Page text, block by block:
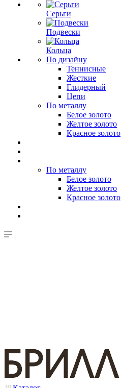
Серьги
Подвески
Кольца
По дизайну
Теннисные
Жесткие
Глидерный
Цепи
По металлу
Белое золото
Желтое золото
Красное золото
По металлу
Белое золото
Желтое золото
Красное золото